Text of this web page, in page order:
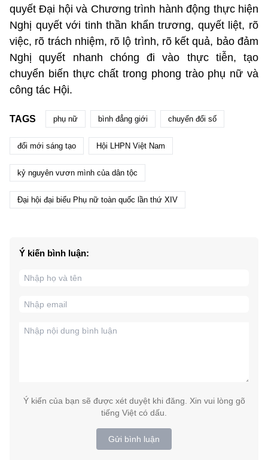
quyết Đại hội và Chương trình hành động thực hiện
Nghị quyết với tinh thần khẩn trương, quyết liệt, rõ
việc, rõ trách nhiệm, rõ lộ trình, rõ kết quả, bảo đảm
Nghị quyết nhanh chóng đi vào thực tiễn, tạo
chuyển biến thực chất trong phong trào phụ nữ và
công tác Hội.
TAGS phụ nữ bình đẳng giới chuyển đổi số
đổi mới sáng tạo Hội LHPN Việt Nam
kỷ nguyên vươn mình của dân tộc
Đại hội đại biểu Phụ nữ toàn quốc lần thứ XIV
Ý kiến bình luận:
Ý kiến của bạn sẽ được xét duyệt khi đăng. Xin vui lòng gõ
tiếng Việt có dấu.
Gửi bình luận